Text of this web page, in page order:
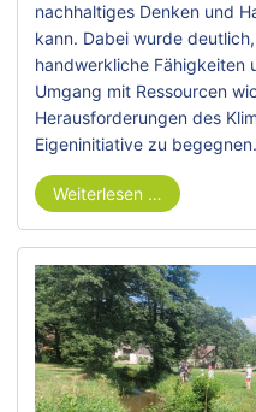
nachhaltiges Denken und
kann. Dabei wurde
handwerkliche Fähigkeiten
Umgang mit Ressourcen
Herausforderungen des
Eigeninitiative zu begegnen.
Weiterlesen …